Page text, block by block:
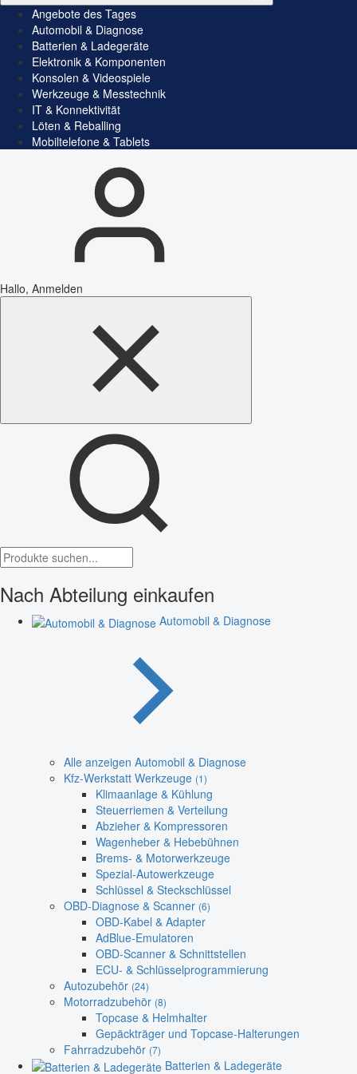
Angebote des Tages
Automobil & Diagnose
Batterien & Ladegeräte
Elektronik & Komponenten
Konsolen & Videospiele
Werkzeuge & Messtechnik
IT & Konnektivität
Löten & Reballing
Mobiltelefone & Tablets
Hallo, Anmelden
Nach Abteilung einkaufen
Automobil & Diagnose
Alle anzeigen Automobil & Diagnose
Kfz-Werkstatt Werkzeuge (1)
Klimaanlage & Kühlung
Steuerriemen & Verteilung
Abzieher & Kompressoren
Wagenheber & Hebebühnen
Brems- & Motorwerkzeuge
Spezial-Autowerkzeuge
Schlüssel & Steckschlüssel
OBD-Diagnose & Scanner (6)
OBD-Kabel & Adapter
AdBlue-Emulatoren
OBD-Scanner & Schnittstellen
ECU- & Schlüsselprogrammierung
Autozubehör (24)
Motorradzubehör (8)
Topcase & Helmhalter
Gepäckträger und Topcase-Halterungen
Fahrradzubehör (7)
Batterien & Ladegeräte